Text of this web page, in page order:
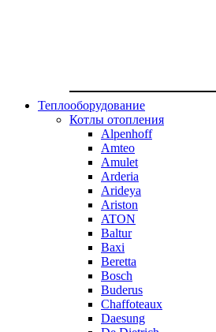
Теплооборудование
Котлы отопления
Alpenhoff
Amteo
Amulet
Arderia
Arideya
Ariston
ATON
Baltur
Baxi
Beretta
Bosch
Buderus
Chaffoteaux
Daesung